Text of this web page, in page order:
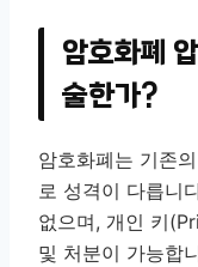
암호화폐
술한가?
암호화폐는 기존
로 성격이 다릅니
없으며, 개인 키
및 처분이 가능합